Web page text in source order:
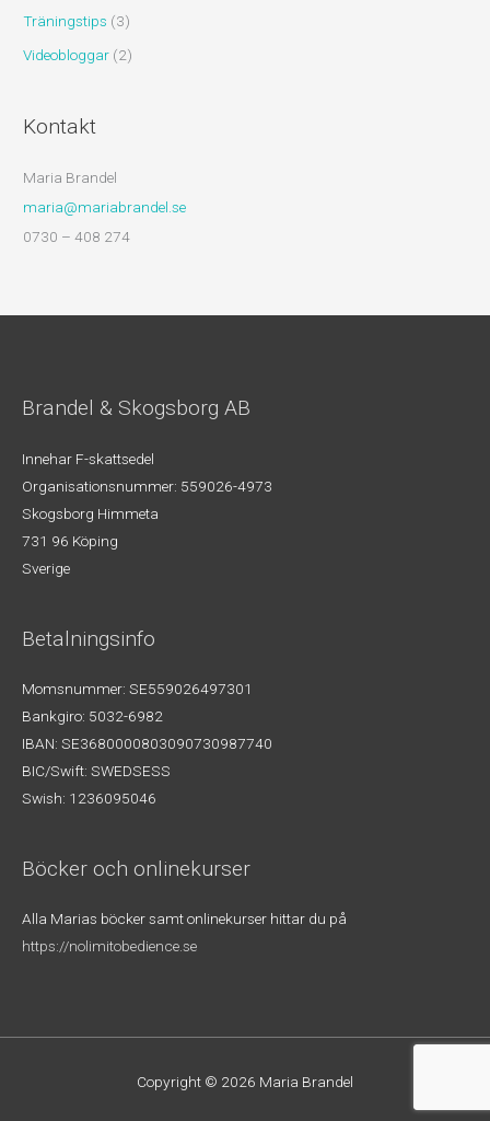
Träningstips (3)
Videobloggar (2)
Kontakt
Maria Brandel
maria@mariabrandel.se
0730 – 408 274
Brandel & Skogsborg AB
Innehar F-skattsedel
Organisationsnummer: 559026-4973
Skogsborg Himmeta
731 96 Köping
Sverige
Betalningsinfo
Momsnummer: SE559026497301
Bankgiro: 5032-6982
IBAN: SE3680000803090730987740
BIC/Swift: SWEDSESS
Swish: 1236095046
Böcker och onlinekurser
Alla Marias böcker samt onlinekurser hittar du på
https://nolimitobedience.se
Copyright © 2026 Maria Brandel